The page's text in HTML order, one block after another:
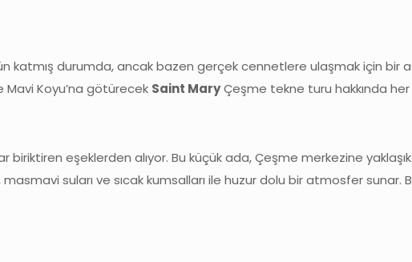
katmış durumda, ancak bazen gerçek cennetlere ulaşmak için bir
Mavi Koyu’na götürecek Saint MaryÇeşme tekne turu hakkında her
biriktiren eşeklerden alıyor. Bu küçük ada, Çeşme merkezine
masmavi suları ve sıcak kumsalları ile huzur dolu bir atmosfer